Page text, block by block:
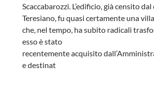
Scaccabarozzi. L’edificio, già censito
Teresiano, fu quasi certamente una
che, nel tempo, ha subito radicali
esso è stato
recentemente acquisito
e destinat